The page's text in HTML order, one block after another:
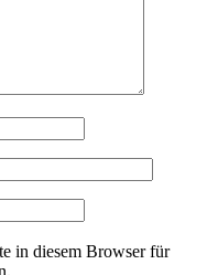
in diesem Browser für